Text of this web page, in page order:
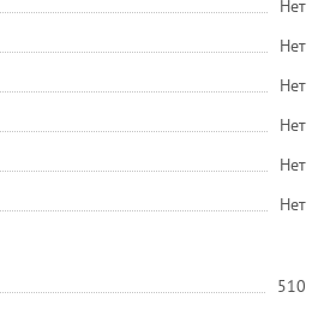
Нет
Нет
Нет
Нет
Нет
Нет
510